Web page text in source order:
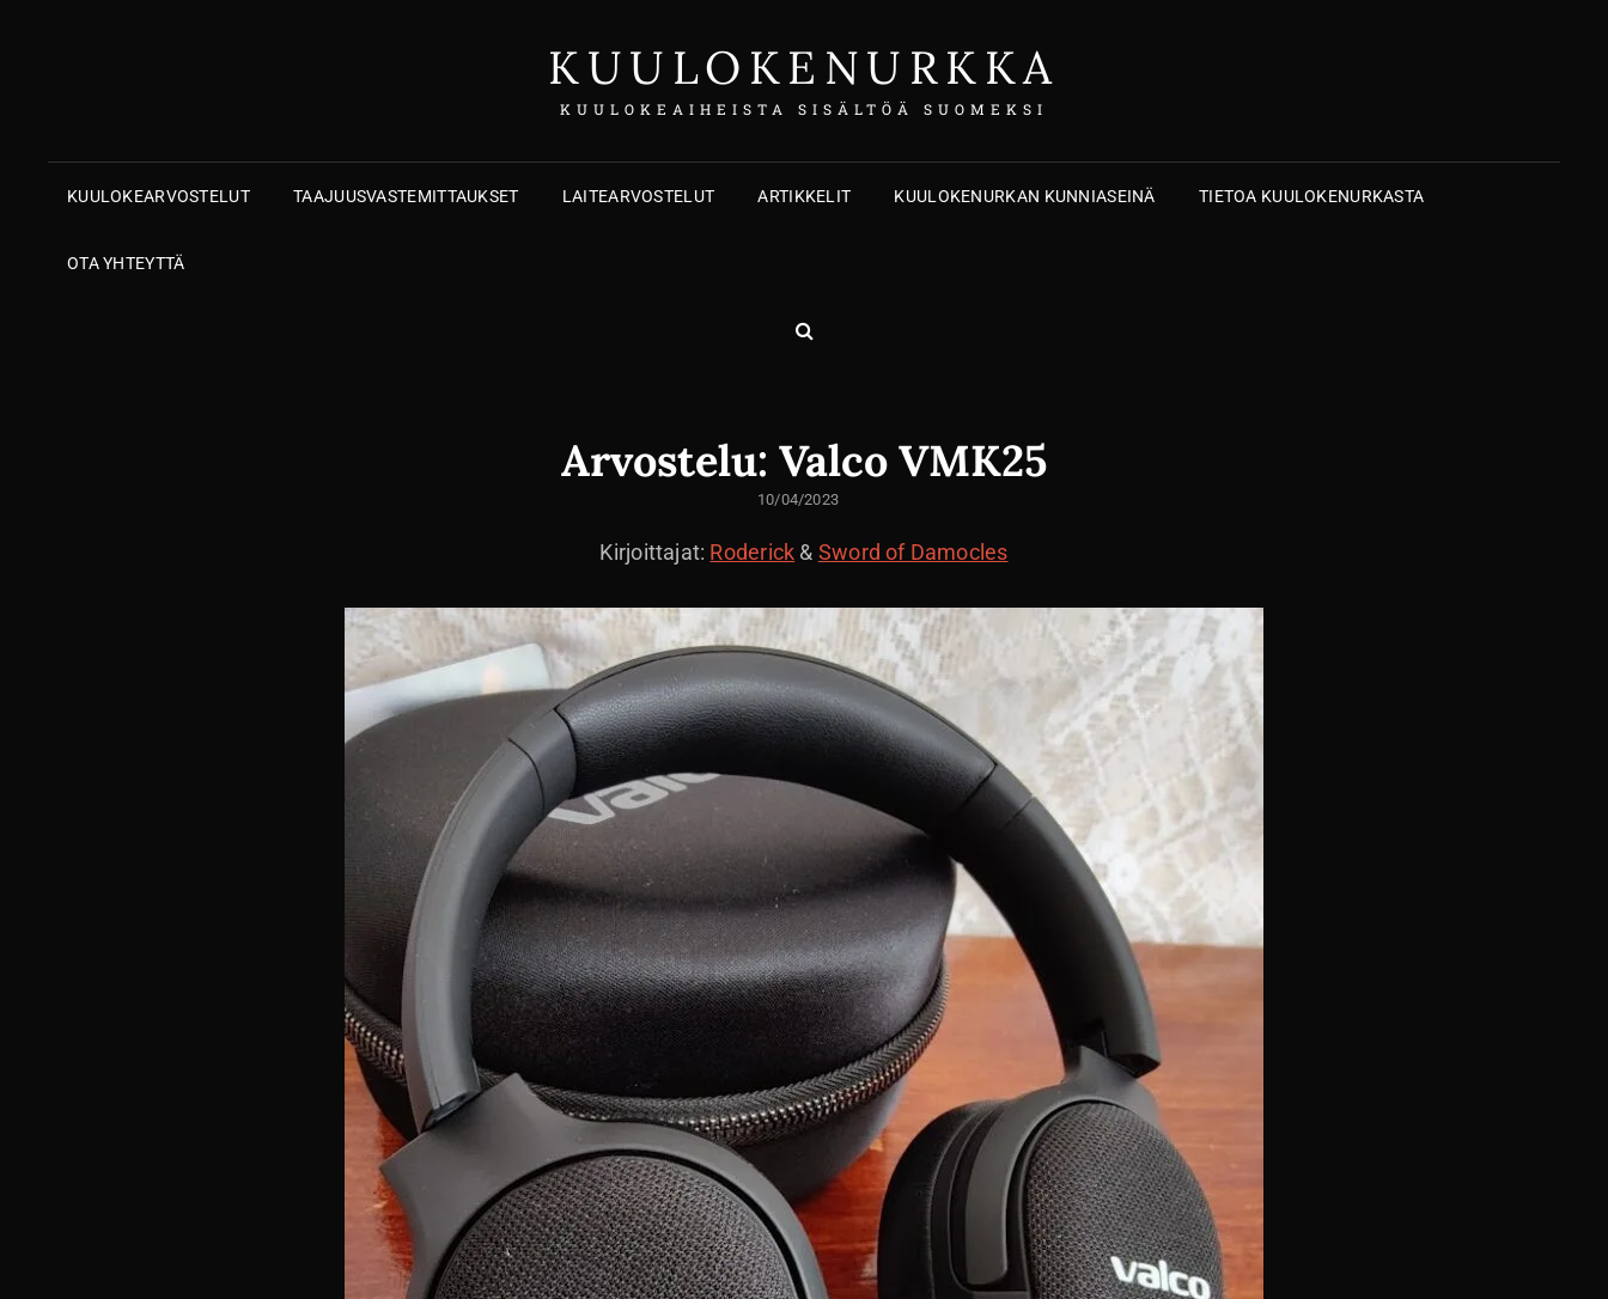
KUULOKENURKKA
KUULOKEAIHEISTA SISÄLTÖÄ SUOMEKSI
KUULOKEARVOSTELUT TAAJUUSVASTEMITTAUKSET LAITEARVOSTELUT ARTIKKELIT KUULOKENURKAN KUNNIASEINÄ TIETOA KUULOKENURKASTA
OTA YHTEYTTÄ
ETSI
Arvostelu: Valco VMK25
LÄHETETTY
10/04/2023
Kirjoittajat: Roderick & Sword of Damocles